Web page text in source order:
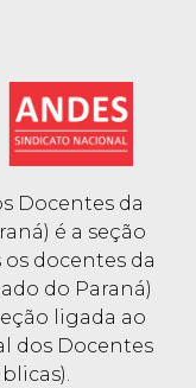
Docentes da
é a seção
docentes da
do Paraná)
ligada ao
dos Docentes